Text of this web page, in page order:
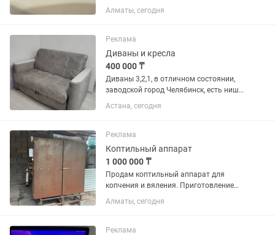
brown, цвет шампань, белое золото. Все
документы имеются. Классный
сердца. Продаю срочно, торг...
Алматы, сегодня
Реклама
Диваны и кресла
400 000 ₸
Диваны 3,2,1, в отличном состоянии,
заводской город Челябинск, есть ниша
в трёх диванах, Размеры: 1) 2м,30см в
длину 2) 1,55см в длину 3) 1м в длину В
водонепроницаемый,...
Астана, сегодня
Реклама
Коптильный аппарат
1 000 000 ₸
Продам коптильный аппарат для
копчения и вяления. Приготовление
продуктов как горячего так и
холодного копчения. Комплектующие
покупателю. Кто хочет заниматься...
Алматы, сегодня
Реклама